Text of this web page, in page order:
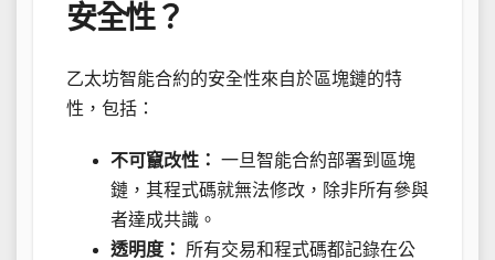
安全性？
乙太坊智能合約的安全性來自於區塊鏈的特
性，包括：
不可竄改性： 一旦智能合約部署到區塊
鏈，其程式碼就無法修改，除非所有參與
者達成共識。
透明度：
所有交易和程式碼都記錄在公